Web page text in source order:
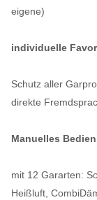
eigene)
individuelle
Schutz aller
direkte
Manuelles
mit 12 Gararten:
Heißluft,